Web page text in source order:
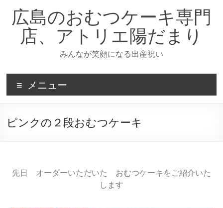
広島のおむつケーキ専門
店、アトリエ陽だまり
みんなが笑顔になる出産祝い
メニュー
ピンクの２段おむつケーキ
先日 オーダーいただいた おむつケーキをご紹介いた
します